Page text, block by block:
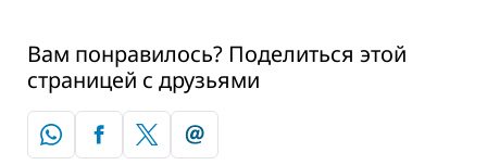
Вам понравилось? Поделиться этой
страницей с друзьями